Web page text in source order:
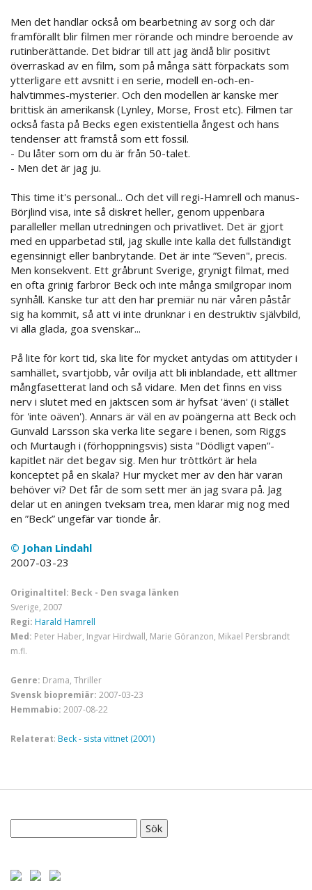
Men det handlar också om bearbetning av sorg och där
framförallt blir filmen mer rörande och mindre beroende av
rutinberättande. Det bidrar till att jag ändå blir positivt
överraskad av en film, som på många sätt förpackats som
ytterligare ett avsnitt i en serie, modell en-och-en-
halvtimmes-mysterier. Och den modellen är kanske mer
brittisk än amerikansk (Lynley, Morse, Frost etc). Filmen tar
också fasta på Becks egen existentiella ångest och hans
tendenser att framstå som ett fossil.
- Du låter som om du är från 50-talet.
- Men det är jag ju.
This time it's personal... Och det vill regi-Hamrell och manus-
Börjlind visa, inte så diskret heller, genom uppenbara
paralleller mellan utredningen och privatlivet. Det är gjort
med en upparbetad stil, jag skulle inte kalla det fullständigt
egensinnigt eller banbrytande. Det är inte ”Seven", precis.
Men konsekvent. Ett gråbrunt Sverige, grynigt filmat, med
en ofta grinig farbror Beck och inte många smilgropar inom
synhåll. Kanske tur att den har premiär nu när våren påstår
sig ha kommit, så att vi inte drunknar i en destruktiv självbild,
vi alla glada, goa svenskar...
På lite för kort tid, ska lite för mycket antydas om attityder i
samhället, svartjobb, vår ovilja att bli inblandade, ett alltmer
mångfasetterat land och så vidare. Men det finns en viss
nerv i slutet med en jaktscen som är hyfsat 'även' (i stället
för 'inte oäven'). Annars är väl en av poängerna att Beck och
Gunvald Larsson ska verka lite segare i benen, som Riggs
och Murtaugh i (förhoppningsvis) sista "Dödligt vapen”-
kapitlet när det begav sig. Men hur tröttkört är hela
konceptet på en skala? Hur mycket mer av den här varan
behöver vi? Det får de som sett mer än jag svara på. Jag
delar ut en aningen tveksam trea, men klarar mig nog med
en ”Beck” ungefär var tionde år.
© Johan Lindahl
2007-03-23
Originaltitel: Beck - Den svaga länken
Sverige, 2007
Regi: Harald Hamrell
Med: Peter Haber, Ingvar Hirdwall, Marie Göranzon, Mikael Persbrandt
m.fl.
Genre: Drama, Thriller
Svensk biopremiär: 2007-03-23
Hemmabio: 2007-08-22
Relaterat: Beck - sista vittnet (2001)
Sök